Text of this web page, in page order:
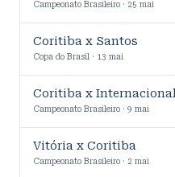
Campeonato Brasileiro · 25 mai
Coritiba x Santos
Copa do Brasil · 13 mai
Coritiba x Internacional
Campeonato Brasileiro · 9 mai
Vitória x Coritiba
Campeonato Brasileiro · 2 mai